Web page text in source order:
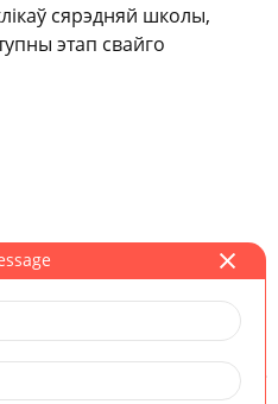
сярэдняй школы,
этап свайго